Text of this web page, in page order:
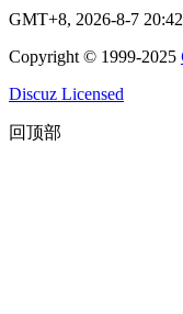
GMT+8, 2026-8-7 20:42
Copyright © 1999-2025
Discuz Licensed
回顶部